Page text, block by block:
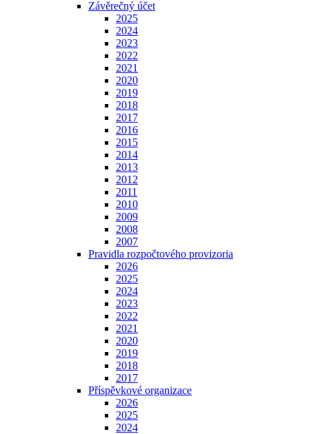
Závěrečný účet
2025
2024
2023
2022
2021
2020
2019
2018
2017
2016
2015
2014
2013
2012
2011
2010
2009
2008
2007
Pravidla rozpočtového provizoria
2026
2025
2024
2023
2022
2021
2020
2019
2018
2017
Příspěvkové organizace
2026
2025
2024